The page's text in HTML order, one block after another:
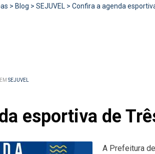
> Blog > SEJUVEL > Confira a agenda
SEJUVEL
esportiva de
A Prefeitura